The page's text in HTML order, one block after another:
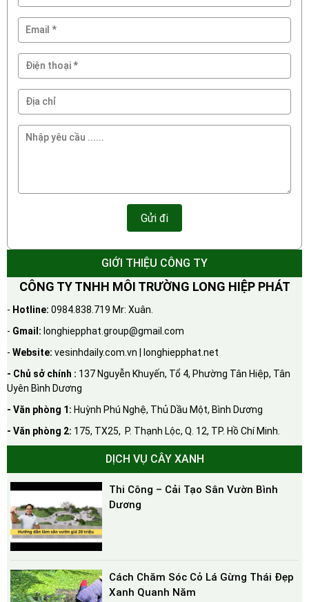
GIỚI THIỆU CÔNG TY
CÔNG TY TNHH MÔI TRƯỜNG LONG HIỆP PHÁT
- Hotline: 0984.838.719 Mr: Xuân.
- Gmail: longhiepphat.group@gmail.com
- Website: vesinhdaily.com.vn | longhiepphat.net
- Chủ sở chính : 137 Nguyễn Khuyến, Tổ 4, Phường Tân Hiệp, Tân
Uyên Bình Dương
- Văn phòng 1: Huỳnh Phú Nghệ, Thủ Dầu Một, Bình Dương
- Văn phòng 2: 175, TX25, P. Thạnh Lộc, Q. 12, TP. Hồ Chí Minh.
DỊCH VỤ CÂY XANH
Thi Công – Cải Tạo Sân Vườn Bình
Dương
Cách Chăm Sóc Cỏ Lá Gừng Thái Đẹp
Xanh Quanh Năm